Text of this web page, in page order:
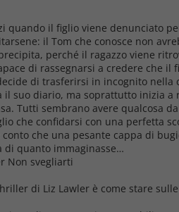
quando il figlio viene denunciato
il Tom che conosce non
perché il ragazzo viene
di rassegnarsi a credere che il
di trasferirsi in incognito nella
suo diario, ma soprattutto inizia a
Tutti sembrano avere qualcosa
che confidarsi con una perfetta
che una pesante cappa di
di quanto immaginasse…
Non svegliarti
di Liz Lawler è come stare